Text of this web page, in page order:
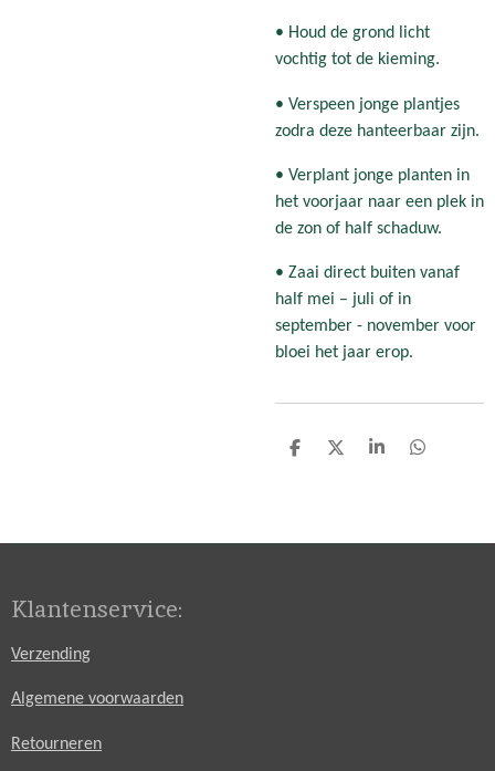
• Houd de grond licht
vochtig tot de kieming.
• Verspeen jonge plantjes
zodra deze hanteerbaar zijn.
• Verplant jonge planten in
het voorjaar naar een plek in
de zon of half schaduw.
• Zaai direct buiten vanaf
half mei – juli of in
september - november voor
bloei het jaar erop.
D
D
S
D
Klantenservice:
Verzending
Algemene voorwaarden
Retourneren